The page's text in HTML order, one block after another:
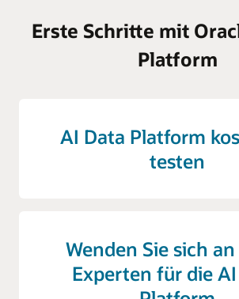
Erste Schritte mit
Platform
AI Data Platform
testen
Wenden Sie sich
Experten für die